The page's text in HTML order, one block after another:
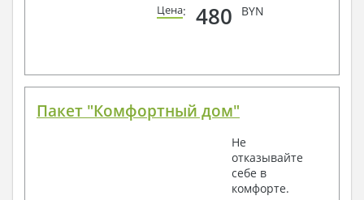
Цена: 480 BYN
Пакет "Комфортный дом"
Не
отказывайте
себе в
комфорте.